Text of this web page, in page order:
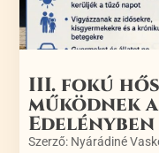
III. fokú
működnek
Edelényben
Szerző: Nyárádiné